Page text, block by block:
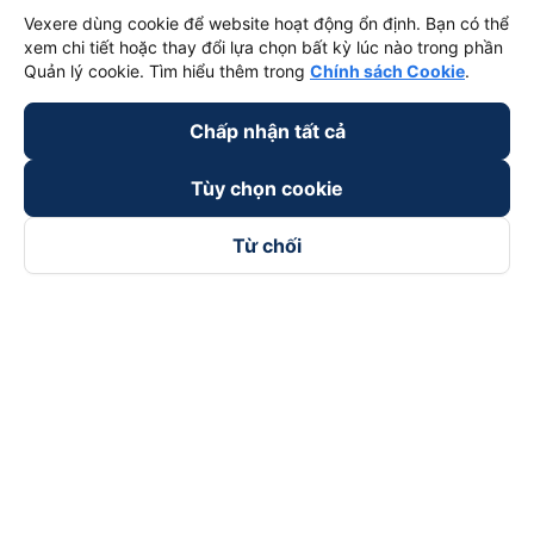
Vexere dùng cookie để website hoạt động ổn định. Bạn có thể
xem chi tiết hoặc thay đổi lựa chọn bất kỳ lúc nào trong phần
Quản lý cookie. Tìm hiểu thêm trong Chính sách Cookie.
Chấp nhận tất cả
Tùy chọn cookie
Từ chối